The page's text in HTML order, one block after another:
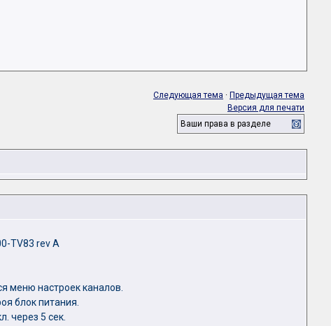
Следующая тема · Предыдущая тема
Версия для печати
Ваши права в разделе
TV83 rev A
меню настроек каналов.
блок питания.
через 5 сек.